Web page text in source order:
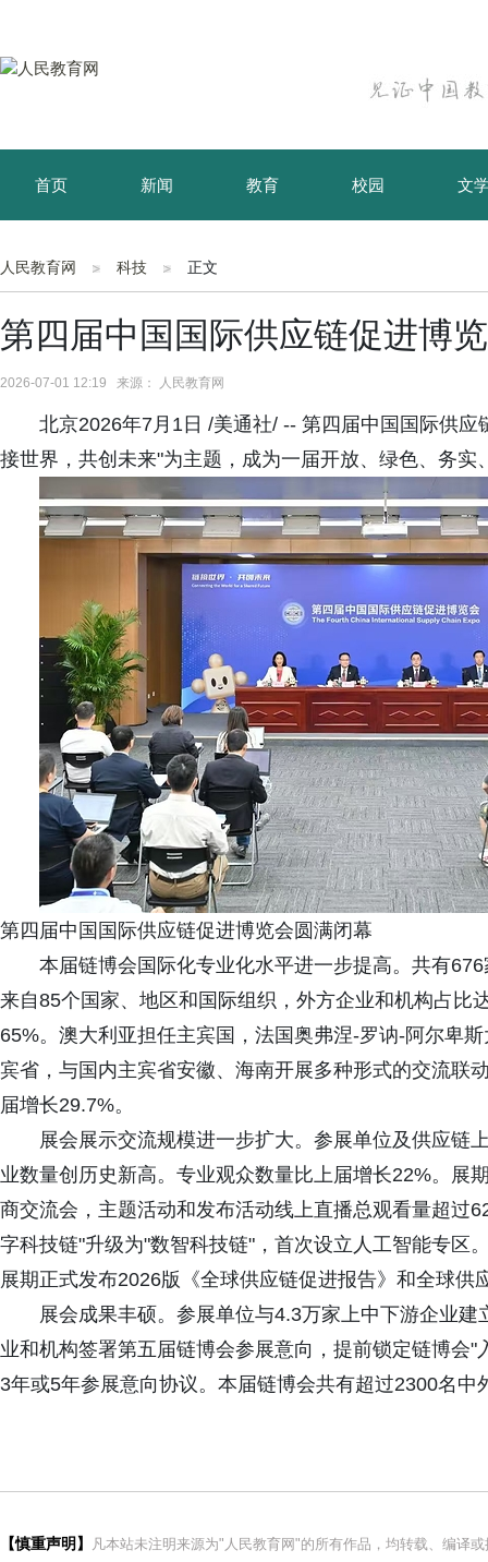
首页 新闻 教育 校园 文
育儿 资讯
人民教育网 科技 正文
第四届中国国际供应链促进博
2026-07-01 12:19 来源： 人民教育网
北京2026年7月1日 /美通社/ -- 第四届中国国际供
接世界，共创未来"为主题，成为一届开放、绿色、务实
第四届中国国际供应链促进博览会圆满闭幕
本届链博会国际化专业化水平进一步提高。共有
来自85个国家、地区和国际组织，外方企业和机构占比
65%。澳大利亚担任主宾国，法国奥弗涅-罗讷-阿尔卑
宾省，与国内主宾省安徽、海南开展多种形式的交流联
届增长29.7%。
展会展示交流规模进一步扩大。参展单位及供应链
业数量创历史新高。专业观众数量比上届增长22%。展
商交流会，主题活动和发布活动线上直播总观看量超过
字科技链"升级为"数智科技链"，首次设立人工智能专区
展期正式发布2026版《全球供应链促进报告》和全球供
展会成果丰硕。参展单位与4.3万家上中下游企业
业和机构签署第五届链博会参展意向，提前锁定链博会
3年或5年参展意向协议。本届链博会共有超过2300名
【慎重声明】
凡本站未注明来源为"人民教育网"的所有作品，均转载、编译